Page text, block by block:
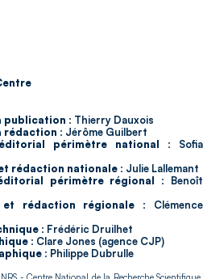
publication : Thierry Dauxois
rédaction : Jérôme Guilbert
éditorial périmètre national : Sofia
rédaction nationale : Julie Lallemant
périmètre régional : Benoît
et rédaction régionale : Clémence
: Frédéric Druilhet
: Clare Jones (agence CJP)
: Philippe Dubrulle